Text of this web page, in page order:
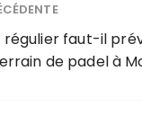
faut-il
de padel à